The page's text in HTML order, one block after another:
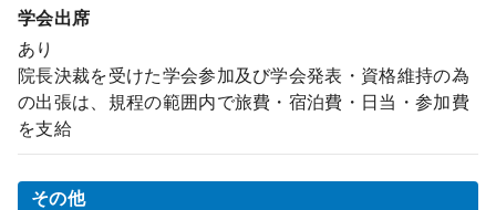
学会出席
あり
院長決裁を受けた学会参加及び学会発表・資格維持の為
の出張は、規程の範囲内で旅費・宿泊費・日当・参加費
を支給
その他